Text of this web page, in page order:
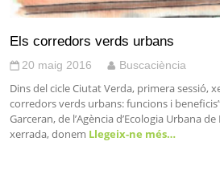
Els corredors verds urbans
20 maig 2016 Buscaciència
Dins del cicle Ciutat Verda, primera sessió,
corredors verds urbans: funcions i
Garceran, de l’Agència d’Ecologia Urbana
xerrada, donem Llegeix-ne més…